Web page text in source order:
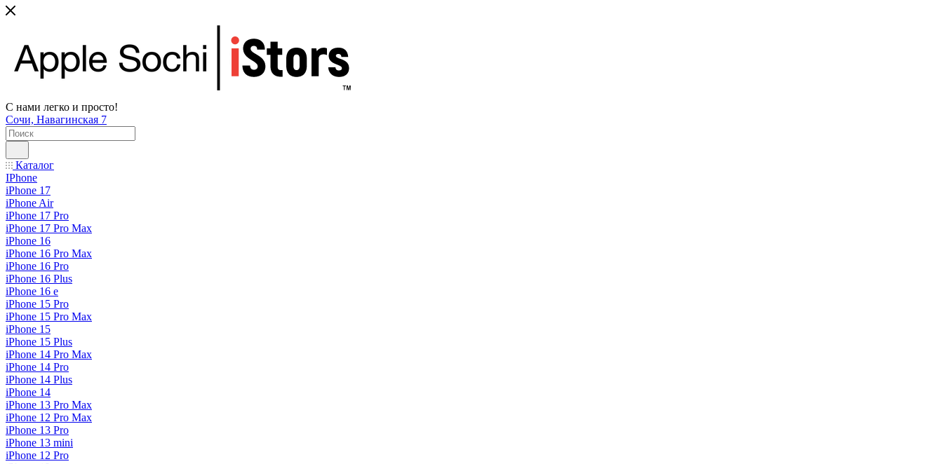
С нами легко и просто!
Сочи, Навагинская 7
Каталог
IPhone
iPhone 17
iPhone Air
iPhone 17 Pro
iPhone 17 Pro Max
iPhone 16
iPhone 16 Pro Max
iPhone 16 Pro
iPhone 16 Plus
iPhone 16 e
iPhone 15 Pro
iPhone 15 Pro Max
iPhone 15
iPhone 15 Plus
iPhone 14 Pro Max
iPhone 14 Pro
iPhone 14 Plus
iPhone 14
iPhone 13 Pro Max
iPhone 12 Pro Max
iPhone 13 Pro
iPhone 13 mini
iPhone 12 Pro